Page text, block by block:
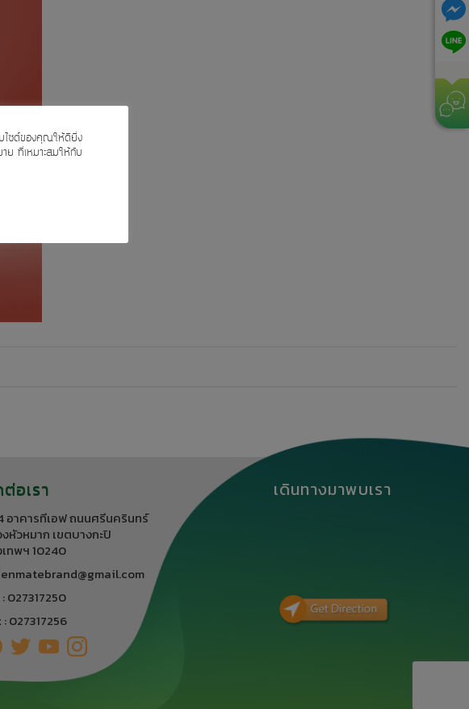
อเรา
อาคารทีเอฟ ถนนศรีนครินทร์
หัวหมาก เขตบางกะปิ
ทพฯ 10240
027317250
: 027317256
เดินทางมาพบเรา
บไซต์ของคุณให้ดียิ่ง
ย ที่เหมาะสมให้กับ